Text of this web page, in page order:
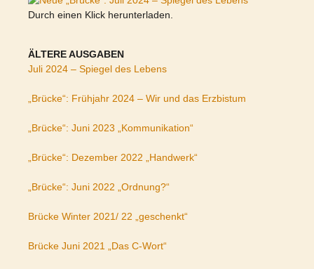
Durch einen Klick herunterladen.
ÄLTERE AUSGABEN
Juli 2024 – Spiegel des Lebens
„Brücke“: Frühjahr 2024 – Wir und das Erzbistum
„Brücke“: Juni 2023 „Kommunikation“
„Brücke“: Dezember 2022 „Handwerk“
„Brücke“: Juni 2022 „Ordnung?“
Brücke Winter 2021/ 22 „geschenkt“
Brücke Juni 2021 „Das C-Wort“